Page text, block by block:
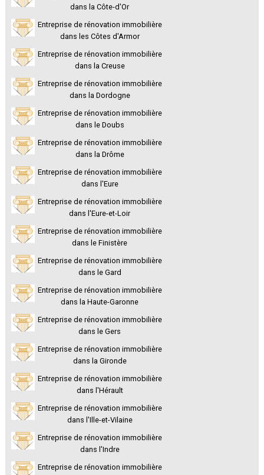
dans la Côte-d'Or
Entreprise de rénovation immobilière
dans les Côtes d'Armor
Entreprise de rénovation immobilière
dans la Creuse
Entreprise de rénovation immobilière
dans la Dordogne
Entreprise de rénovation immobilière
dans le Doubs
Entreprise de rénovation immobilière
dans la Drôme
Entreprise de rénovation immobilière
dans l'Eure
Entreprise de rénovation immobilière
dans l'Eure-et-Loir
Entreprise de rénovation immobilière
dans le Finistère
Entreprise de rénovation immobilière
dans le Gard
Entreprise de rénovation immobilière
dans la Haute-Garonne
Entreprise de rénovation immobilière
dans le Gers
Entreprise de rénovation immobilière
dans la Gironde
Entreprise de rénovation immobilière
dans l'Hérault
Entreprise de rénovation immobilière
dans l'Ille-et-Vilaine
Entreprise de rénovation immobilière
dans l'Indre
Entreprise de rénovation immobilière